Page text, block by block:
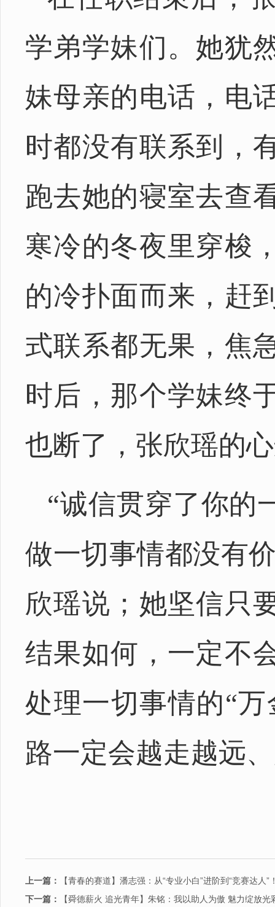
学弟学妹们。她犹
妹母亲的电话，电
时都没有联系到，
跑去她的寝室去查
寒冷的冬夜里穿梭
的冷扑面而来，赶
式联系都无果，焦
时后，那个学妹终
也断了，张欣瑶的
“诚信贯穿了你的
做一切事情都没有
欣瑶说；她坚信只
结果如何，一定不
处理一切事情的“
路一定会越走越远
上一篇：
【青春的赛道】潘志强：从“专业小白”进阶到“竞赛达人”
下一篇：
【舜德薪火 追光青年】朱铭：我以助人为傲 魅力绽放光